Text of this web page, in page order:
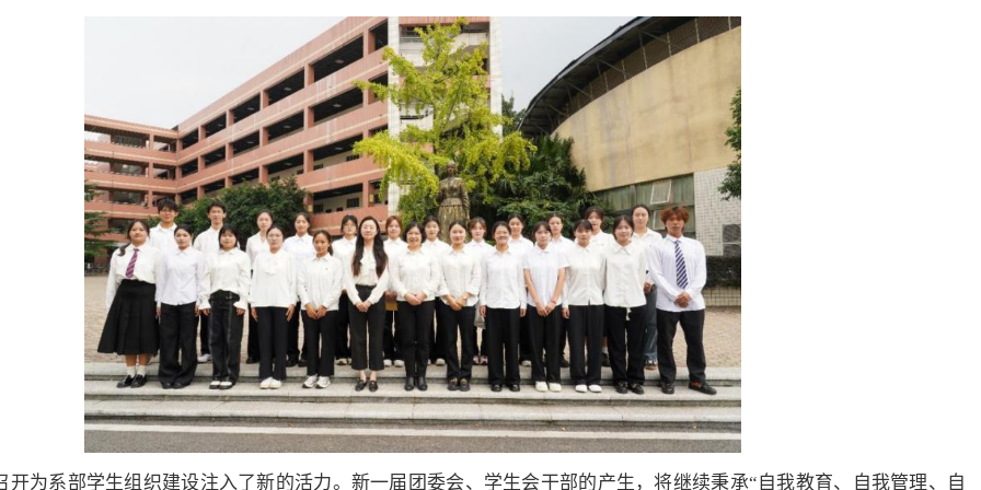
开为系部学生组织建设注入了新的活力。新一届团委会、学生会干部的产生，将继续秉承“自我教育、自我管理、自